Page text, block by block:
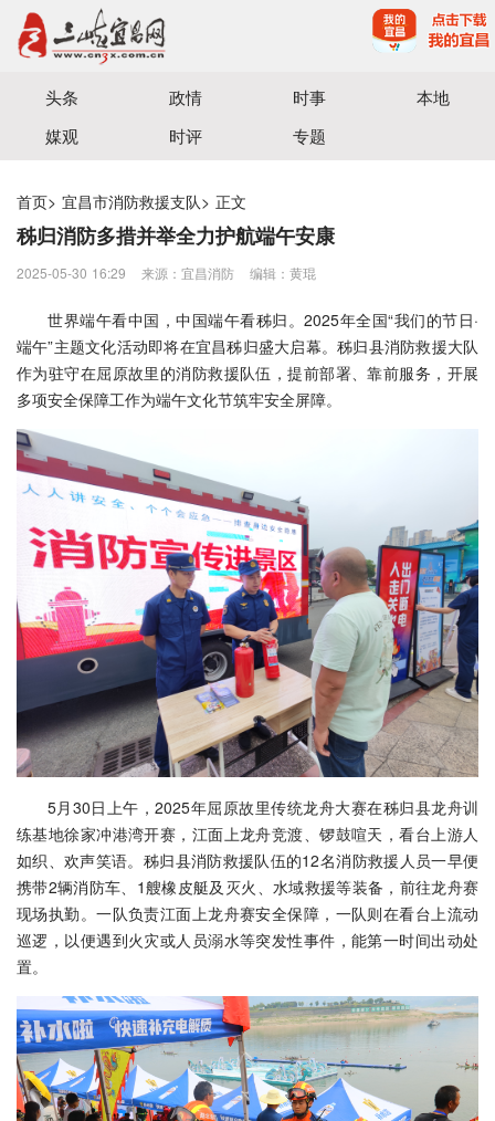
宜昌三峡融媒体中心主办
头条 政情 时事
本地
媒观
时评 专题
首页> 宜昌市消防救援支队> 正文
秭归消防多措并举全力护航端午安康
2025-05-30 16:29 来源：宜昌消防 编辑：黄琨
世界端午看中国，中国端午看秭归。2025年全国“我们的节日·
端午”主题文化活动即将在宜昌秭归盛大启幕。秭归县消防救援大队
作为驻守在屈原故里的消防救援队伍，提前部署、靠前服务，开展
多项安全保障工作为端午文化节筑牢安全屏障。
5月30日上午，2025年屈原故里传统龙舟大赛在秭归县龙舟训
练基地徐家冲港湾开赛，江面上龙舟竞渡、锣鼓喧天，看台上游人
如织、欢声笑语。秭归县消防救援队伍的12名消防救援人员一早便
携带2辆消防车、1艘橡皮艇及灭火、水域救援等装备，前往龙舟赛
现场执勤。一队负责江面上龙舟赛安全保障，一队则在看台上流动
巡逻，以便遇到火灾或人员溺水等突发性事件，能第一时间出动处
置。